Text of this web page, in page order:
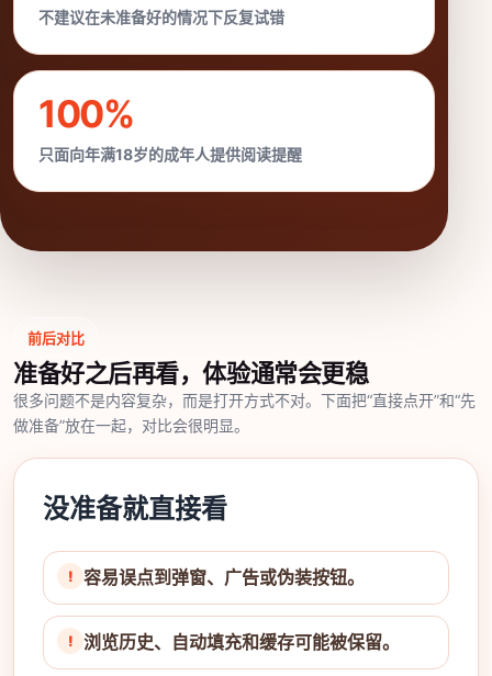
不建议在未准备好的情况下反复试错
100%
只面向年满18岁的成年人提供阅读提醒
前后对比
准备好之后再看，体验通常会更稳
很多问题不是内容复杂，而是打开方式不对。下面把“直接点开”和“先
做准备”放在一起，对比会很明显。
没准备就直接看
容易误点到弹窗、广告或伪装按钮。
浏览历史、自动填充和缓存可能被保留。